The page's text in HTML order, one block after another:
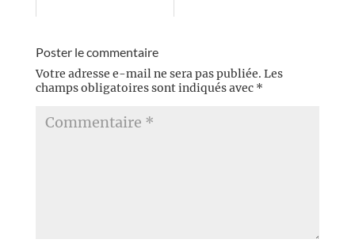
Poster le commentaire
Votre adresse e-mail ne sera pas publiée. Les
champs obligatoires sont indiqués avec *